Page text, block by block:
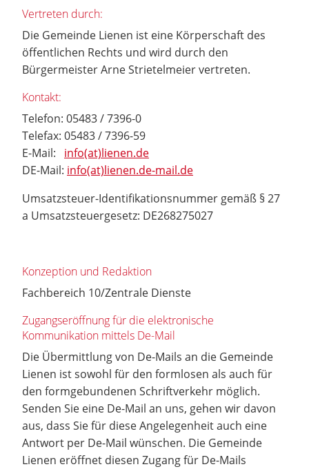
Vertreten durch:
Die Gemeinde Lienen ist eine Körperschaft des
öffentlichen Rechts und wird durch den
Bürgermeister Arne Strietelmeier vertreten.
Kontakt:
Telefon: 05483 / 7396-0
Telefax: 05483 / 7396-59
E-Mail: info(at)lienen.de
DE-Mail: info(at)lienen.de-mail.de
Umsatzsteuer-Identifikationsnummer gemäß § 27
a Umsatzsteuergesetz: DE268275027
Konzeption und Redaktion
Fachbereich 10/Zentrale Dienste
Zugangseröffnung für die elektronische
Kommunikation mittels De-Mail
Die Übermittlung von De-Mails an die Gemeinde
Lienen ist sowohl für den formlosen als auch für
den formgebundenen Schriftverkehr möglich.
Senden Sie eine De-Mail an uns, gehen wir davon
aus, dass Sie für diese Angelegenheit auch eine
Antwort per De-Mail wünschen. Die Gemeinde
Lienen eröffnet diesen Zugang für De-Mails